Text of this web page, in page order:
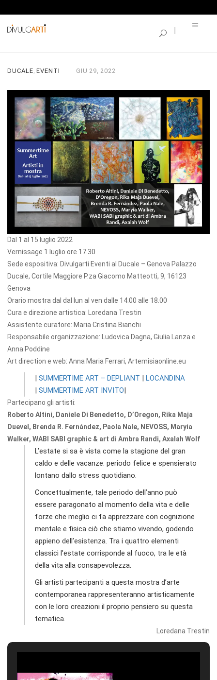
DUCALE, EVENTI GIU 29, 2022
Dal 1 al 15 luglio 2022
Vernissage 1 luglio ore 17.30
Sede espositiva: Divulgarti Eventi al Ducale – Genova Palazzo
Ducale, Cortile Maggiore P.za Giacomo Matteotti, 9, 16123
Genova
Orario mostra dal dal lun al ven dalle 14.00 alle 18.00
Cura e direzione artistica: Loredana Trestin
Assistente curatore: Maria Cristina Bianchi
Responsabile organizzazione: Ludovica Dagna, Giulia Lanza e
Anna Poddine
Art direction e web: Anna Maria Ferrari, Artemisiaonline.eu
| SUMMERTIME ART – DEPLIANT | LOCANDINA
| SUMMERTIME ART INVITO|
Partecipano gli artisti:
Roberto Altini, Daniele Di Benedetto, D’Oregon, Rika Maja
Duevel, Brenda R. Fernández, Paola Nale, NEVOSS, Maryia
Walker, WABI SABI graphic & art di Ambra Randi, Axalah Wolf
L’estate si sa è vista come la stagione del gran
caldo e delle vacanze: periodo felice e spensierato
lontano dallo stress quotidiano.
Concettualmente, tale periodo dell’anno può
essere paragonato al momento della vita e delle
forze che meglio ci fa apprezzare con cognizione
mentale e fisica ciò che stiamo vivendo, godendo
appieno dell’esistenza. Tra i quattro elementi
classici l’estate corrisponde al fuoco, tra le età
della vita alla consapevolezza.
Gli artisti partecipanti a questa mostra d’arte
contemporanea rappresenteranno artisticamente
con le loro creazioni il proprio pensiero su questa
tematica.
Loredana Trestin